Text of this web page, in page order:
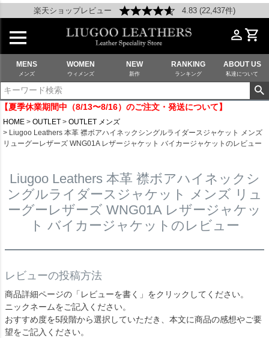
楽天ショップレビュー 4.83 (22,437件)
MENS
メンズ
WOMEN
ウィメンズ
NEW
新作
RANKING
ランキング
ABOUT US
私達について
【夏季休業期間中（8/13〜8/16）のご注文・発送について】
HOME OUTLET
OUTLET メンズ
Liugoo Leathers 本革 襟ボアハイネックシングルライダースジャケット メンズ
リューグーレザーズ WNG01A レザージャケット バイカージャケットのレビュー
Liugoo Leathers 本革 襟ボアハイネックシ
ングルライダースジャケット メンズ リュ
ーグーレザーズ WNG01A レザージャケッ
ト バイカージャケットのレビュー
レビューの投稿方法
商品詳細ページの「レビューを書く」をクリックしてください。
ニックネームをご記入ください。
おすすめ度を5段階から選択していただき、本文に商品の感想やご要
望をご記入ください。